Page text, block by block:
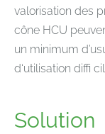
valorisation des
cône HCU
un minimum
d‘utilisation diffi
Solution